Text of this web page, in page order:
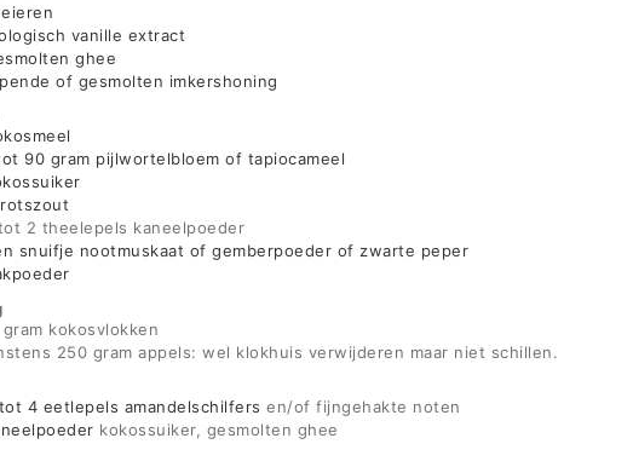
vanille extract
ghee
of gesmolten imkershoning
90 gram pijlwortelbloem of tapiocameel
2 theelepels kaneelpoeder
snuifje nootmuskaat of gemberpoeder of zwarte peper
kokosvlokken
250 gram appels: wel klokhuis verwijderen maar niet schillen.
4 eetlepels amandelschilfers en/of fijngehakte noten
kokossuiker, gesmolten ghee